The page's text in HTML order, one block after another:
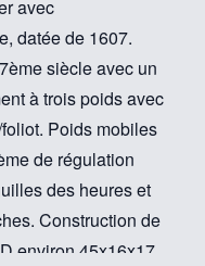
avec
datée de 1607.
siècle avec un
à trois poids avec
Poids mobiles
de régulation
des heures et
Construction de
environ 45x16x17